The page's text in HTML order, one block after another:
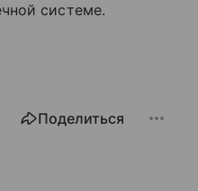
системе.
Поделиться